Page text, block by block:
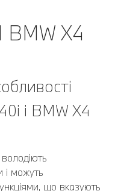
X4
і BMW X4
і можуть
що вказують